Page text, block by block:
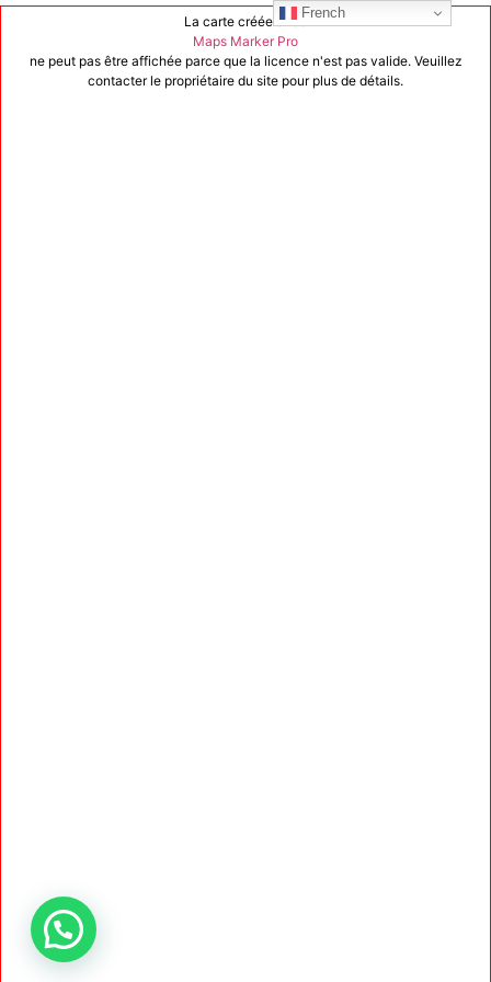
La carte créée avec
Maps Marker Pro
ne peut pas être affichée parce que la licence n'est pas valide. Veuillez
contacter le propriétaire du site pour plus de détails.
French